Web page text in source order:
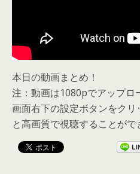
本日の動画まとめ！
注：動画は1080pでアップロ
画面右下の設定ボタンをク
と高画質で視聴することがで